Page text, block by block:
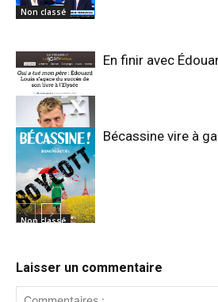
Non classé
Non classé
En finir avec
Non classé
Bécassine vire à
Laisser un commentaire